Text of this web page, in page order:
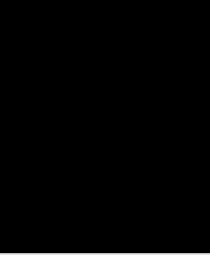
首页